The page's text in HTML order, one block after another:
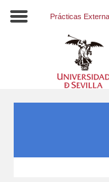
INVESTIGACIÓN
Prácticas